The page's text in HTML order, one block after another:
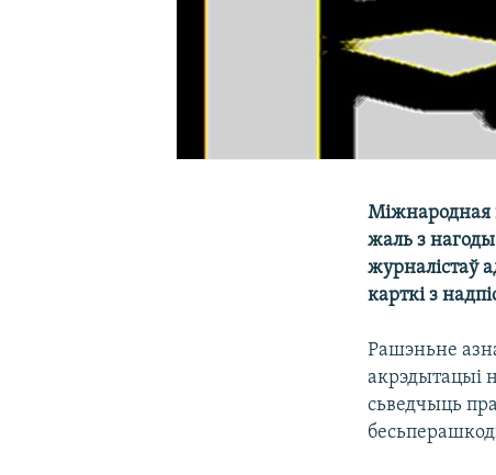
Міжнародная
жаль з
журналістаў
карткі з
Рашэньне
акрэдытацыі
сьведчыць